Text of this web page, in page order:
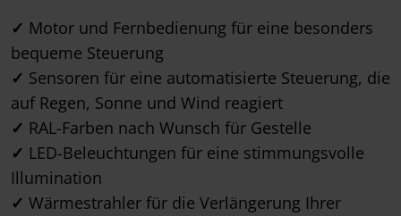
✓ Motor und Fernbedienung für eine besonders
bequeme Steuerung
✓ Sensoren für eine automatisierte Steuerung, die
auf Regen, Sonne und Wind reagiert
✓ RAL-Farben nach Wunsch für Gestelle
✓ LED-Beleuchtungen für eine stimmungsvolle
Illumination
✓ Wärmestrahler für die Verlängerung Ihrer